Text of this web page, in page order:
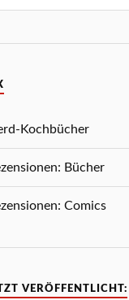
Kochbücher
Bücher
Comics
VERÖFFENTLICHT: